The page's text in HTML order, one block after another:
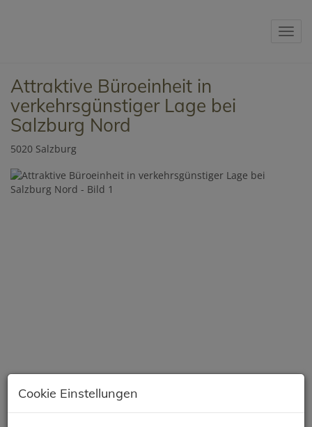
Attraktive Büroeinheit in
verkehrsgünstiger Lage bei
Salzburg Nord
5020 Salzburg
Cookie Einstellungen